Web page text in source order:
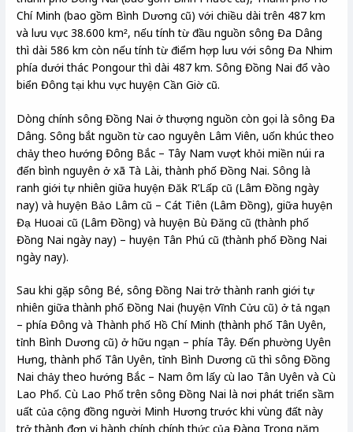
Chí Minh (bao gồm Bình Dương cũ) với chiều dài trên 487 km
và lưu vực 38.600 km², nếu tính từ đầu nguồn sông Đa Dâng
thì dài 586 km còn nếu tính từ điểm hợp lưu với sông Đa Nhim
phía dưới thác Pongour thì dài 487 km. Sông Đồng Nai đổ vào
biển Đông tại khu vực huyện Cần Giờ cũ.
Dòng chính sông Đồng Nai ở thượng nguồn còn gọi là sông Đa
Dâng. Sông bắt nguồn từ cao nguyên Lâm Viên, uốn khúc theo
chảy theo hướng Đông Bắc – Tây Nam vượt khỏi miền núi ra
đến bình nguyên ở xã Tà Lài, thành phố Đồng Nai. Sông là
ranh giới tự nhiên giữa huyện Đăk R’Lấp cũ (Lâm Đồng ngày
nay) và huyện Bảo Lâm cũ – Cát Tiên (Lâm Đồng), giữa huyện
Đạ Huoai cũ (Lâm Đồng) và huyện Bù Đăng cũ (thành phố
Đồng Nai ngày nay) – huyện Tân Phú cũ (thành phố Đồng Nai
ngày nay).
Sau khi gặp sông Bé, sông Đồng Nai trở thành ranh giới tự
nhiên giữa thành phố Đồng Nai (huyện Vĩnh Cửu cũ) ở tả ngạn
– phía Đông và Thành phố Hồ Chí Minh (thành phố Tân Uyên,
tỉnh Bình Dương cũ) ở hữu ngạn – phía Tây. Đến phường Uyên
Hưng, thành phố Tân Uyên, tỉnh Bình Dương cũ thì sông Đồng
Nai chảy theo hướng Bắc – Nam ôm lấy cù lao Tân Uyên và Cù
Lao Phố. Cù Lao Phố trên sông Đồng Nai là nơi phát triển sầm
uất của cộng đồng người Minh Hương trước khi vùng đất này
trở thành đơn vị hành chính chính thức của Đàng Trong năm